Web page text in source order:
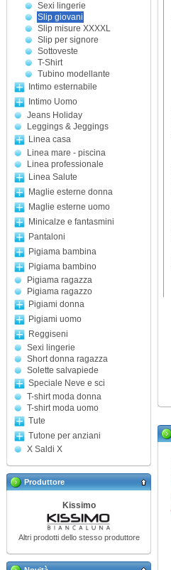
Sexi lingerie
Slip giovani
Slip misure XXXXL
Slip per signore
Sottoveste
T-Shirt
Tubino modellante
Intimo esternabile
Intimo Uomo
Jeans Holiday
Leggings & Jeggings
Linea casa
Linea mare - piscina
Linea professionale
Linea Salute
Maglie esterne donna
Maglie esterne uomo
Minicalze e fantasmini
Pantaloni
Pigiama bambina
Pigiama bambino
Pigiama ragazza
Pigiama ragazzo
Pigiami donna
Pigiami uomo
Reggiseni
Sexi lingerie
Short donna ragazza
Solette salvapiede
Speciale Neve e sci
T-shirt moda donna
T-shirt moda uomo
Tute
Tutone per anziani
X Saldi X
Produttore
Kissimo
Altri prodotti dello stesso produttore